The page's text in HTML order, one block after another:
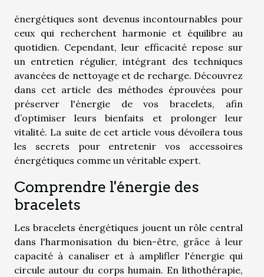
énergétiques sont devenus incontournables pour
ceux qui recherchent harmonie et équilibre au
quotidien. Cependant, leur efficacité repose sur
un entretien régulier, intégrant des techniques
avancées de nettoyage et de recharge. Découvrez
dans cet article des méthodes éprouvées pour
préserver l'énergie de vos bracelets, afin
d’optimiser leurs bienfaits et prolonger leur
vitalité. La suite de cet article vous dévoilera tous
les secrets pour entretenir vos accessoires
énergétiques comme un véritable expert.
Comprendre l'énergie des
bracelets
Les bracelets énergétiques jouent un rôle central
dans l'harmonisation du bien-être, grâce à leur
capacité à canaliser et à amplifler l'énergie qui
circule autour du corps humain. En lithothérapie,